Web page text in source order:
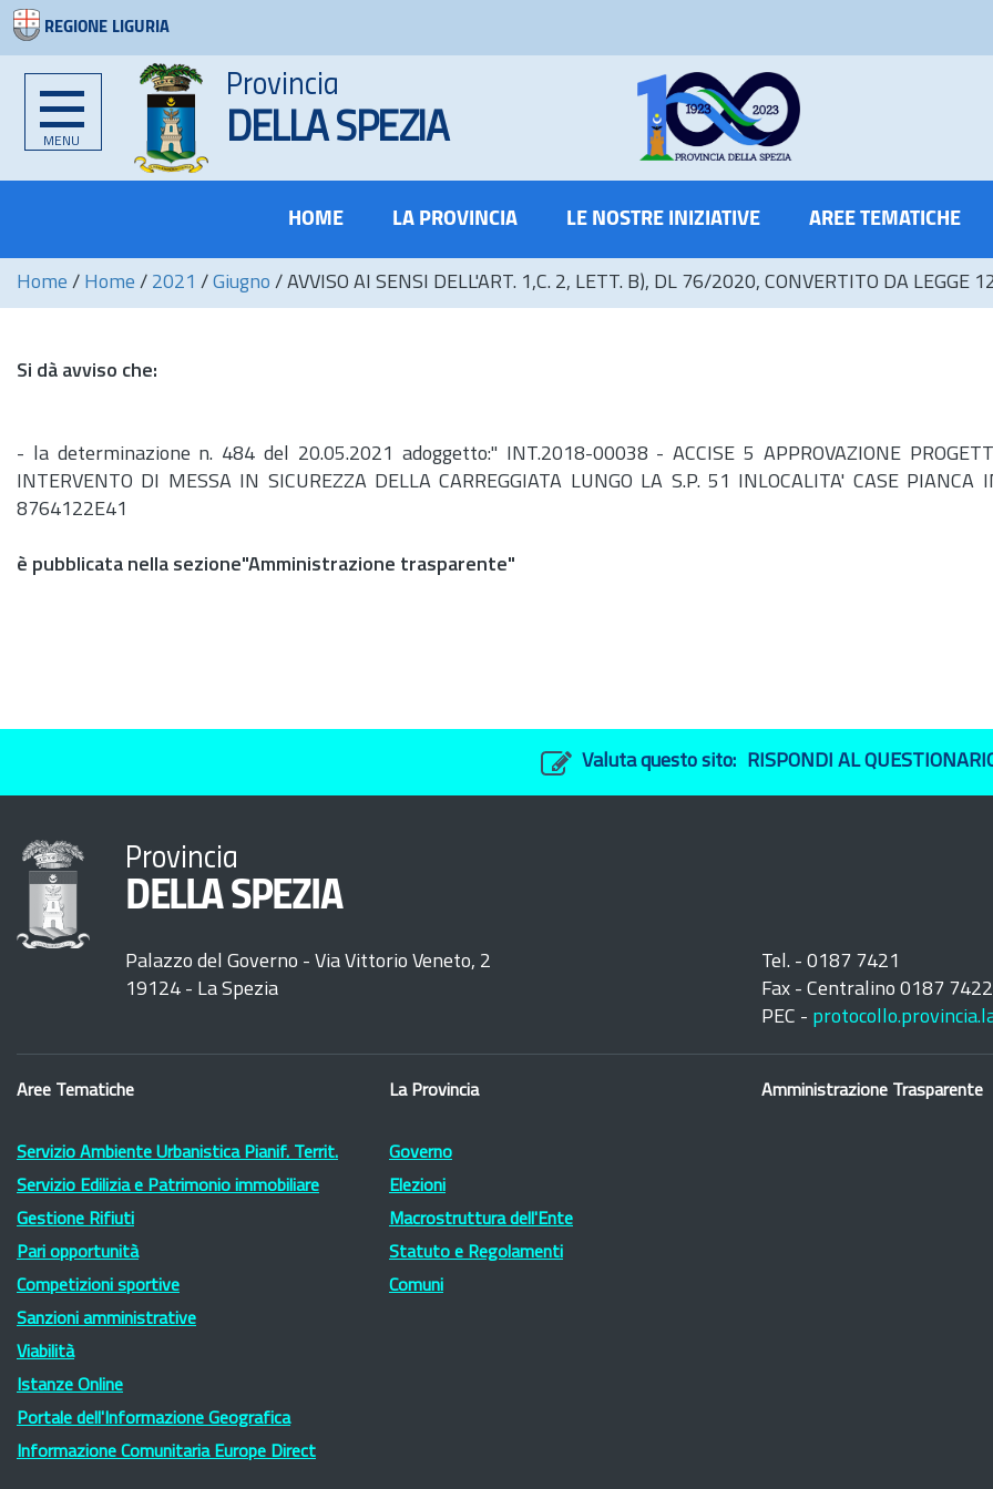
REGIONE LIGURIA
MENU
Provincia
DELLA SPEZIA
HOME LA PROVINCIA LE NOSTRE INIZIATIVE AREE TEMATICHE
Home / Home / 2021 / Giugno / AVVISO AI SENSI DELL'ART. 1,C. 2, LETT. B), DL 76/2020, CONVERTITO DA LEGGE
Si dà avviso che:
- la determinazione n. 484 del 20.05.2021 adoggetto:" INT.2018-00038 - ACCISE 5 APPROVAZIONE
INTERVENTO DI MESSA IN SICUREZZA DELLA CARREGGIATA LUNGO LA S.P. 51 INLOCALITA' CASE
8764122E41
è pubblicata nella sezione"Amministrazione trasparente"
Valuta questo sito: RISPONDI AL
Provincia
DELLA SPEZIA
Palazzo del Governo - Via Vittorio Veneto, 2
19124 - La Spezia
Tel. - 0187 7421
Fax - Centralino 0187
PEC -
Aree Tematiche
Servizio Ambiente Urbanistica Pianif. Territ.
Servizio Edilizia e Patrimonio immobiliare
Gestione Rifiuti
Pari opportunità
Competizioni sportive
Sanzioni amministrative
Viabilità
Istanze Online
Portale dell'Informazione Geografica
Informazione Comunitaria Europe Direct
La Provincia
Governo
Elezioni
Macrostruttura dell'Ente
Statuto e Regolamenti
Comuni
Amministrazione Trasparente